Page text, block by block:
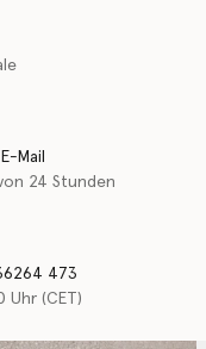
Mail
24 Stunden
473
Uhr (CET)